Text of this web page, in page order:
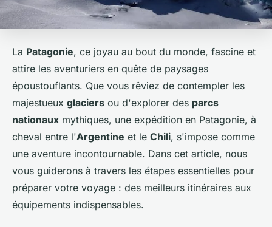
La Patagonie, ce joyau au bout du monde, fascine et
attire les aventuriers en quête de paysages
époustouflants. Que vous rêviez de contempler les
majestueux glaciers ou d'explorer des parcs
nationaux mythiques, une expédition en Patagonie, à
cheval entre l'Argentine et le Chili, s'impose comme
une aventure incontournable. Dans cet article, nous
vous guiderons à travers les étapes essentielles pour
préparer votre voyage : des meilleurs itinéraires aux
équipements indispensables.